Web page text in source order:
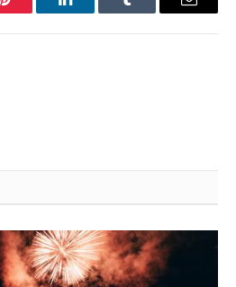
Pinterest LinkedInTumblr Имэйл